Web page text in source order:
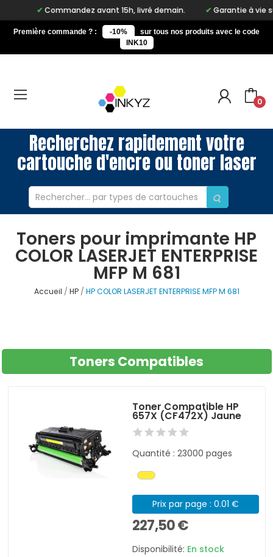
Commandez avant 15h, livré demain. Garantie à vie sur
Première commande ? : -10%
sur tous nos produits avec le code
INK10
0
Recherchez rapidement votre
cartouche d'encre ou toner laser
Toners pour imprimante HP
COLOR LASERJET ENTERPRISE
MFP M 681
Accueil HP HP COLOR LASERJET ENTERPRISE MFP M 681
Toners Compatibles
Toner Compatible HP
657X (CF472X) Jaune
Quantité : 23000 pages
Prix par page : 0.01 €
227,50 €
Disponibilité: En stock